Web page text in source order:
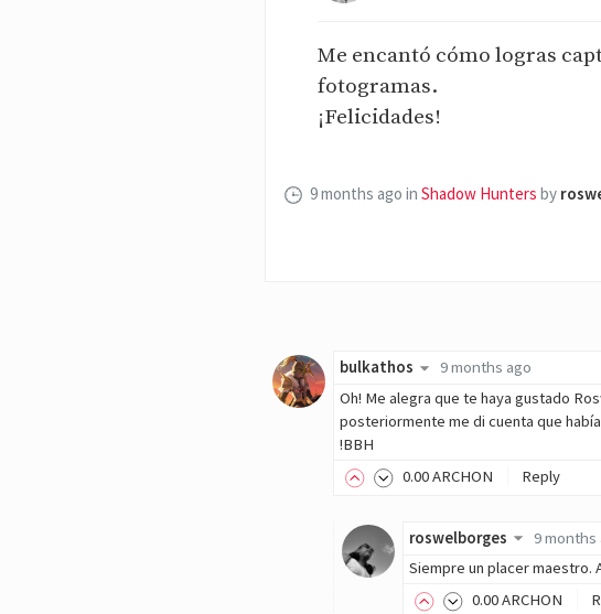
Me encantó cómo logras
fotogramas.
¡Felicidades!
9 months ago in Shadow Hunters by
bulkathos
9 months ago
Oh! Me alegra que te haya gustado
posteriormente me di cuenta que
!BBH
0.00ARCHON Reply
roswelborges
9 months
Siempre un placer maestro.
0.00ARCHON